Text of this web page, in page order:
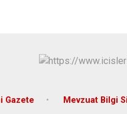
Gazete Mevzuat Bilgi